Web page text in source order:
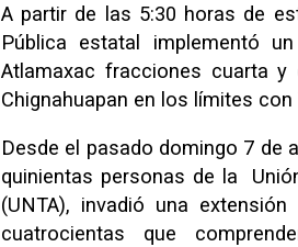
A partir de las 5:30 horas de
Pública estatal implementó
Atlamaxac fracciones cuarta y
Chignahuapan en los límites con
Desde el pasado domingo 7 de
quinientas personas de la
(UNTA), invadió una
cuatrocientas que